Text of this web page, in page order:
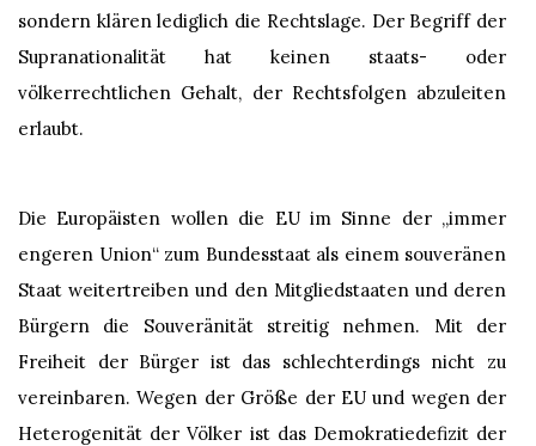
sondern klären lediglich die Rechtslage. Der Begriff der
Supranationalität hat keinen staats- oder
völkerrechtlichen Gehalt, der Rechtsfolgen abzuleiten
erlaubt.
Die Europäisten wollen die EU im Sinne der „immer
engeren Union“ zum Bundesstaat als einem souveränen
Staat weitertreiben und den Mitgliedstaaten und deren
Bürgern die Souveränität streitig nehmen. Mit der
Freiheit der Bürger ist das schlechterdings nicht zu
vereinbaren. Wegen der Größe der EU und wegen der
Heterogenität der Völker ist das Demokratiedefizit der